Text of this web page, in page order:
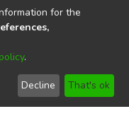
del Carchi
| Acreditada por el
33-CACES-2020
for the
.
Decline That's ok